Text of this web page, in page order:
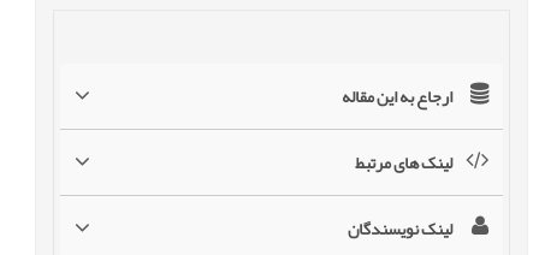
ارجاع به این مقاله
لینک های مرتبط
لینک نویسندگان